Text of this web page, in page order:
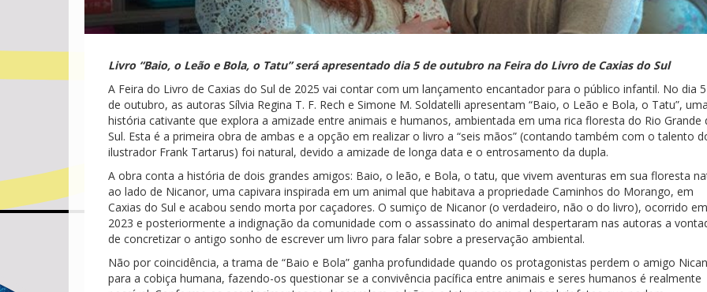
Livro “Baio, o Leão e Bola, o Tatu” será apresentado dia 5 de outubro na Feira do Livro de Caxias do Sul
A Feira do Livro de Caxias do Sul de 2025 vai contar com um lançamento encantador para o público infantil. No dia 5
de outubro, as autoras Sílvia Regina T. F. Rech e Simone M. Soldatelli apresentam “Baio, o Leão e Bola, o Tatu”,
história cativante que explora a amizade entre animais e humanos, ambientada em uma rica floresta do Rio Grande
Sul. Esta é a primeira obra de ambas e a opção em realizar o livro a “seis mãos” (contando também com o talento
ilustrador Frank Tartarus) foi natural, devido a amizade de longa data e o entrosamento da dupla.
A obra conta a história de dois grandes amigos: Baio, o leão, e Bola, o tatu, que vivem aventuras em sua floresta
ao lado de Nicanor, uma capivara inspirada em um animal que habitava a propriedade Caminhos do Morango, em
Caxias do Sul e acabou sendo morta por caçadores. O sumiço de Nicanor (o verdadeiro, não o do livro), ocorrido em
2023 e posteriormente a indignação da comunidade com o assassinato do animal despertaram nas autoras a
de concretizar o antigo sonho de escrever um livro para falar sobre a preservação ambiental.
Não por coincidência, a trama de “Baio e Bola” ganha profundidade quando os protagonistas perdem o amigo
para a cobiça humana, fazendo-os questionar se a convivência pacífica entre animais e seres humanos é realmente